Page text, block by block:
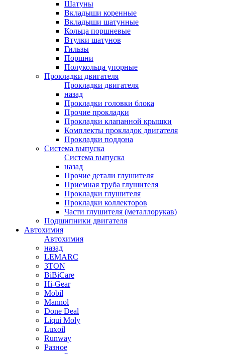
Шатуны
Вкладыши коренные
Вкладыши шатунные
Кольца поршневые
Втулки шатунов
Гильзы
Поршни
Полукольца упорные
Прокладки двигателя
Прокладки двигателя
назад
Прокладки головки блока
Прочие прокладки
Прокладки клапанной крышки
Комплекты прокладок двигателя
Прокладки поддона
Система выпуска
Система выпуска
назад
Прочие детали глушителя
Приемная труба глушителя
Прокладки глушителя
Прокладки коллекторов
Части глушителя (металлорукав)
Подшипники двигателя
Автохимия
Автохимия
назад
LEMARC
3TON
BiBiCare
Hi-Gear
Mobil
Mannol
Done Deal
Liqui Moly
Luxoil
Runway
Разное